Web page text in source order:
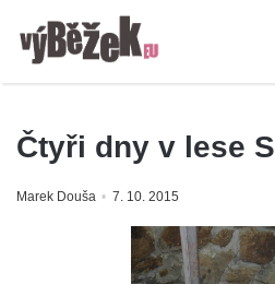
Čtyři dny v lese S
Marek Douša 7. 10. 2015